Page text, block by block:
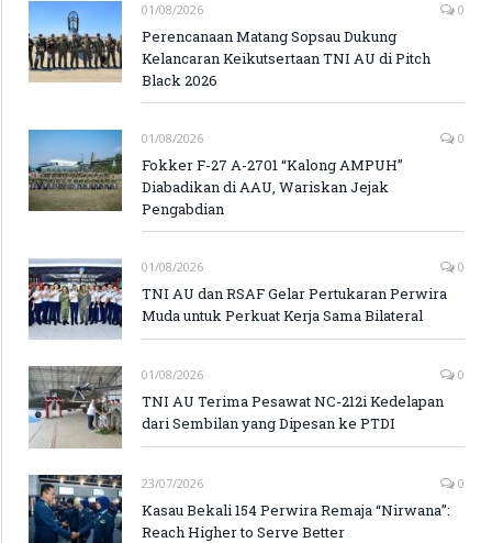
01/08/2026 0
Perencanaan Matang Sopsau Dukung
Kelancaran Keikutsertaan TNI AU di Pitch
Black 2026
01/08/2026 0
Fokker F-27 A-2701 “Kalong AMPUH”
Diabadikan di AAU, Wariskan Jejak
Pengabdian
01/08/2026 0
TNI AU dan RSAF Gelar Pertukaran Perwira
Muda untuk Perkuat Kerja Sama Bilateral
01/08/2026 0
TNI AU Terima Pesawat NC-212i Kedelapan
dari Sembilan yang Dipesan ke PTDI
23/07/2026 0
Kasau Bekali 154 Perwira Remaja “Nirwana”:
Reach Higher to Serve Better